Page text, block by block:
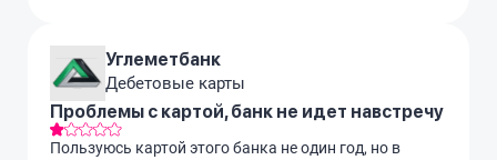
Углеметбанк
Дебетовые карты
Проблемы с картой, банк не идет навстречу
Пользуюсь картой этого банка не один год, но в